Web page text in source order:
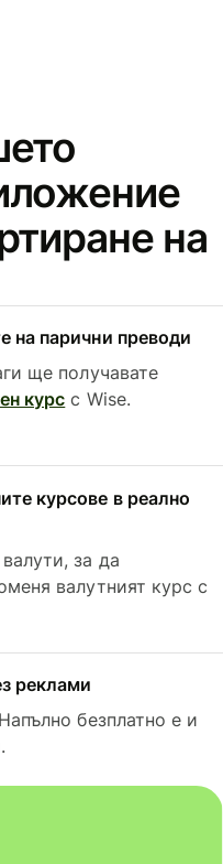
на
на парични преводи
ще получавате
курс с Wise.
курсове в реално
за да
валутният курс с
реклами
безплатно е и